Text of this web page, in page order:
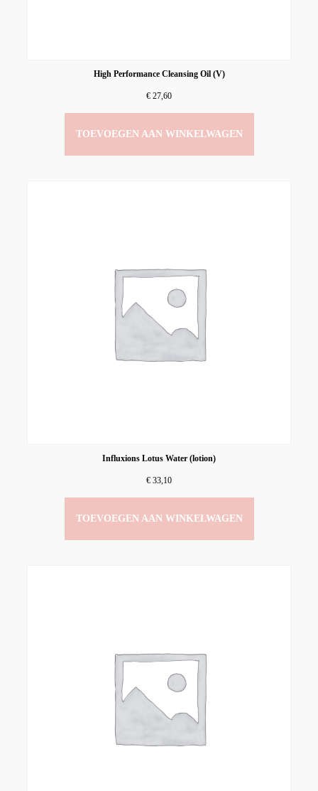
High Performance Cleansing Oil (V)
€ 27,60
TOEVOEGEN AAN WINKELWAGEN
Influxions Lotus Water (lotion)
€ 33,10
TOEVOEGEN AAN WINKELWAGEN